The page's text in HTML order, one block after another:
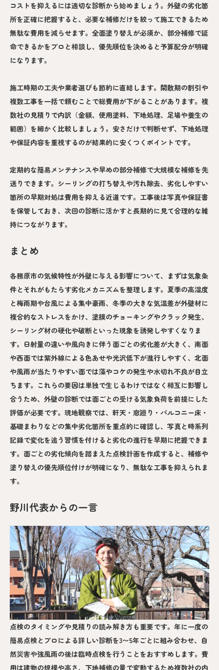
コストを抑えるには適切な診断から始めましょう。外壁の劣化箇
所を正確に把握すると、必要な補修だけを絞って施工できるため
無駄な費用を減らせます。全面塗り替えが必須か、部分補修で延
命できるかをプロと相談し、優先順位を決めると予算配分が明確
になります。
施工時期の工夫や業者選びも節約に直結します。閑散期の割引や
複数工事を一括で頼むことで総費用が下がることがあります。複
数社の見積りで内訳（金額、使用塗料、下地処理、足場や養生の
範囲）を細かく比較しましょう。安さだけで判断せず、下地処理
や保証内容を重視するのが結果的に安くつくポイントです。
定期的な簡易メンテナンスや早めの部分補修で大規模な補修を先
送りできます。シーリングの打ち替えや汚れ除去、劣化しやすい
箇所の早期対処は費用を抑える近道です。工事後は写真や保証書
を保管しておき、次回の診断に活かすと長期的に見て合理的な維
持につながります。
まとめ
各務原市の気候特性が外壁に与える影響について、まずは気象条
件とそれがもたらす劣化メカニズムを整理します。夏季の高湿度
と梅雨期や台風による集中豪雨、冬季の大きな気温差が外壁材に
複合的なストレスをかけ、塗膜のチョーキングやクラック発生、
シーリング材の硬化や破断といった現象を誘発しやすくなりま
す。日射量の違いや風向きに伴う面ごとの劣化差が大きく、南面
や西面では紫外線による色あせや光沢低下が進行しやすく、北面
や風雨が当たりやすい面では藻やコケの発生や水切れ不良が目立
ちます。これらの要因は単独で生じるわけではなく相互に影響し
合うため、外壁の診断では面ごとの受ける気象負荷を前提にした
評価が必要です。現地観察では、軒天・窓廻り・バルコニー床・
基礎まわりなどの集中劣化箇所を重点的に確認し、写真と時系列
記録で変化を追う習慣を付けると劣化の進行を早期に把握できま
す。面ごとの劣化傾向を踏まえた点検計画を作成すると、補修や
塗り替えの優先順位付けが明確になり、無駄な工事を抑えられま
す。
野川代表からの一言
点検のタイミングや見積りの読み解き方も重要です。年に一度の
簡易点検とプロによる詳しい診断を3〜5年ごとに組み合わせ、自
然災害や強風雨の後は臨時点検を行うことをおすすめします。費
用は建物の規模や高さ、下地補修の量で変動するため複数社の内